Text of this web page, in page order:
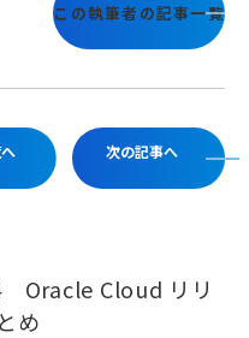
この執筆者の記事一覧
次の記事へ
Oracle Cloud リリ
め